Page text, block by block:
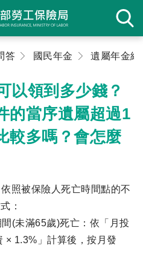
答 國民年金 遺屬年金給
以領到多少錢？
的當序遺屬超過1
較多嗎？會怎麼
照被保險人死亡時間點的不
：
(未滿65歲)死亡：依「月投
× 1.3%」計算後，按月發